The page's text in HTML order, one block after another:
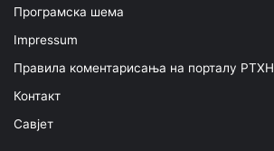
Програмска шема
Impressum
Правила коментарисања на порталу РТХН
Контакт
Савјет